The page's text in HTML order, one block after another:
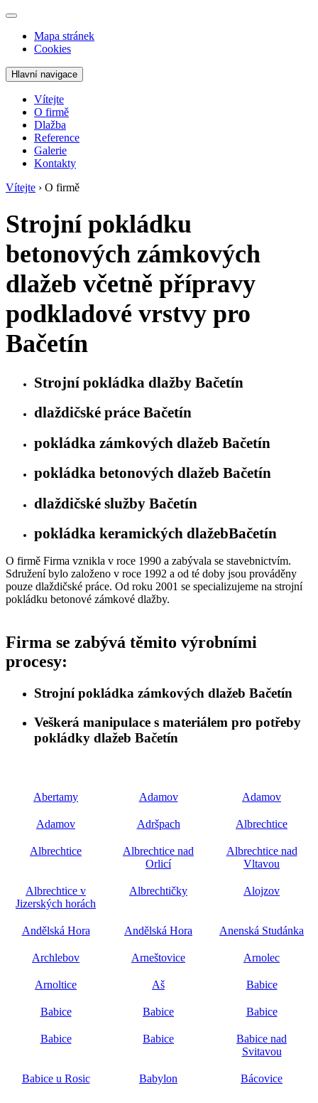
Mapa stránek
Cookies
Hlavní navigace
Vítejte
O firmě
Dlažba
Reference
Galerie
Kontakty
Vítejte › O firmě
Strojní pokládku
betonových zámkových
dlažeb včetně přípravy
podkladové vrstvy pro
Bačetín
Strojní pokládka dlažby Bačetín
dlaždičské práce Bačetín
pokládka zámkových dlažeb Bačetín
pokládka betonových dlažeb Bačetín
dlaždičské služby Bačetín
pokládka keramických dlažebBačetín
O firmě Firma vznikla v roce 1990 a zabývala se stavebnictvím.
Sdružení bylo založeno v roce 1992 a od té doby jsou prováděny
pouze dlaždičské práce. Od roku 2001 se specializujeme na strojní
pokládku betonové zámkové dlažby.
Firma se zabývá těmito výrobními
procesy:
Strojní pokládka zámkových dlažeb Bačetín
Veškerá manipulace s materiálem pro potřeby
pokládky dlažeb Bačetín
Abertamy Adamov Adamov
Adamov Adršpach Albrechtice
Albrechtice
Albrechtice nad
Orlicí
Albrechtice nad
Vltavou
Albrechtice v
Jizerských horách
Albrechtičky Alojzov
Andělská Hora Andělská Hora Anenská Studánka
Archlebov Arneštovice Arnolec
Arnoltice Aš Babice
Babice Babice Babice
Babice Babice
Babice nad
Svitavou
Babice u Rosic Babylon Bácovice